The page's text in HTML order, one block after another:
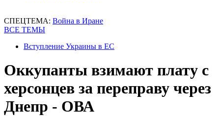
СПЕЦТЕМА: Война в Иране
ВСЕ ТЕМЫ
Вступление Украины в ЕС
Оккупанты взимают плату с
херсонцев за переправу через
Днепр - ОВА